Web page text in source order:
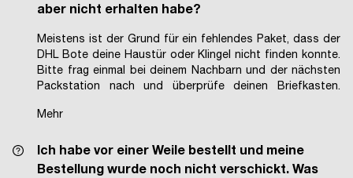
aber nicht erhalten habe?
Meistens ist der Grund für ein fehlendes Paket, dass der
DHL Bote deine Haustür oder Klingel nicht finden konnte.
Bitte frag einmal bei deinem Nachbarn und der nächsten
Packstation nach und überprüfe deinen Briefkasten.
Kundenservice
Mehr
Ich habe vor einer Weile bestellt und meine
Bestellung wurde noch nicht verschickt. Was